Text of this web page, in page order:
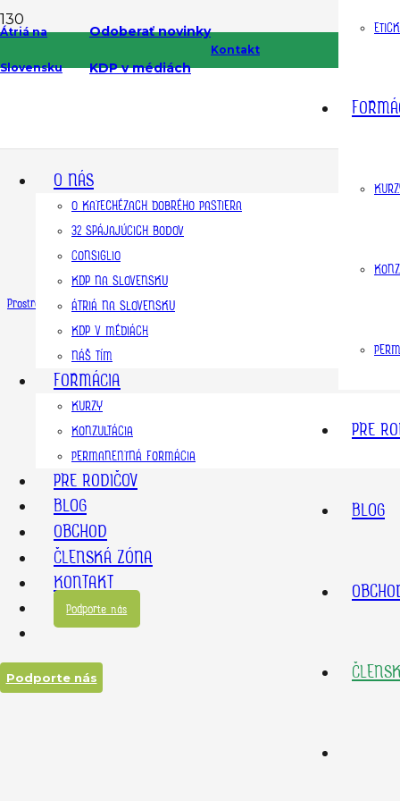
Átriá na
Slovensku
Odoberať novinky
KDP v médiách
Kontakt
PRE
BLOG
O NÁS
O KATECHÉZACH DOBRÉHO PASTIERA
32 SPÁJAJÚCICH BODOV
CONSIGLIO
KDP NA SLOVENSKU
ÁTRIÁ NA SLOVENSKU
KDP V MÉDIÁCH
NÁŠ TÍM
FORMÁCIA
KURZY
KONZULTÁCIA
PERMANENTNÁ FORMÁCIA
PRE RODIČOV
BLOG
OBCHOD
ČLENSKÁ ZÓNA
KONTAKT
Podporte nás
Podporte nás
Prostredie átria